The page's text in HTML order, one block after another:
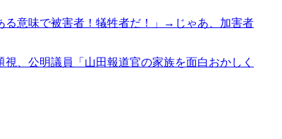
る意味で被害者！犠牲者だ！」→じゃあ、加害者
、公明議員「山田報道官の家族を面白おかしく